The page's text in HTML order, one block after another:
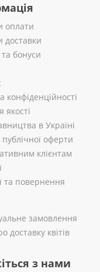
оплати
доставки
бонуси
конфіденційності
якості
в Україні
публічної оферти
клієнтам
та повернення
замовлення
доставку квітів
з нами